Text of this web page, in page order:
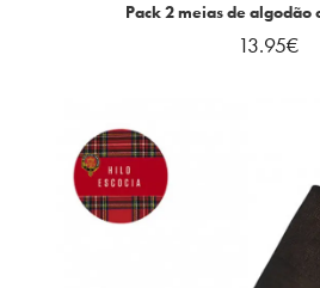
Pack 2 meias de algodão
13.95€